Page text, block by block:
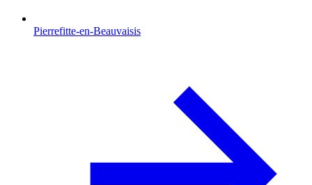
Pierrefitte-en-Beauvaisis